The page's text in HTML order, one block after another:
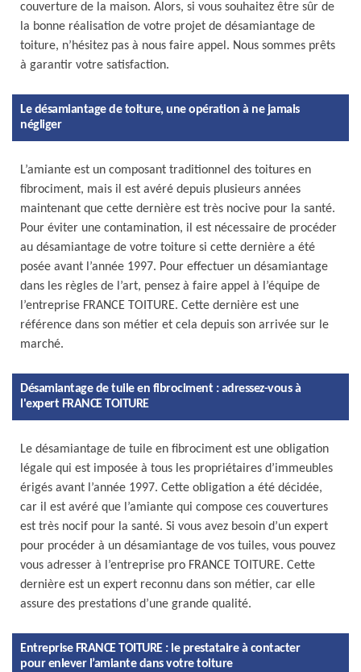
couverture de la maison. Alors, si vous souhaitez être sûr de
la bonne réalisation de votre projet de désamiantage de
toiture, n’hésitez pas à nous faire appel. Nous sommes prêts
à garantir votre satisfaction.
Le désamiantage de toiture, une opération à ne jamais
négliger
L’amiante est un composant traditionnel des toitures en
fibrociment, mais il est avéré depuis plusieurs années
maintenant que cette dernière est très nocive pour la santé.
Pour éviter une contamination, il est nécessaire de procéder
au désamiantage de votre toiture si cette dernière a été
posée avant l’année 1997. Pour effectuer un désamiantage
dans les règles de l’art, pensez à faire appel à l’équipe de
l’entreprise FRANCE TOITURE. Cette dernière est une
référence dans son métier et cela depuis son arrivée sur le
marché.
Désamiantage de tuile en fibrociment : adressez-vous à
l'expert FRANCE TOITURE
Le désamiantage de tuile en fibrociment est une obligation
légale qui est imposée à tous les propriétaires d’immeubles
érigés avant l’année 1997. Cette obligation a été décidée,
car il est avéré que l’amiante qui compose ces couvertures
est très nocif pour la santé. Si vous avez besoin d’un expert
pour procéder à un désamiantage de vos tuiles, vous pouvez
vous adresser à l’entreprise pro FRANCE TOITURE. Cette
dernière est un expert reconnu dans son métier, car elle
assure des prestations d’une grande qualité.
Entreprise FRANCE TOITURE : le prestataire à contacter
pour enlever l’amiante dans votre toiture